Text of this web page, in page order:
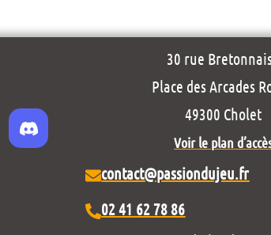
30 rue
Place des Arcades
49300 Cholet
Voir le plan
contact@passiondujeu.fr
02 41 62 78 86